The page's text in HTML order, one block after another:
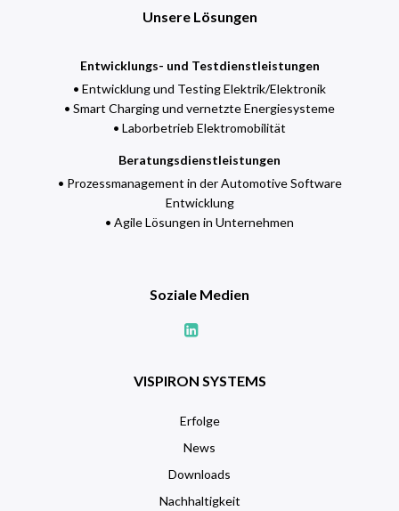
Unsere Lösungen
Entwicklungs- und Testdienstleistungen
• Entwicklung und Testing Elektrik/Elektronik
• Smart Charging und vernetzte Energiesysteme
• Laborbetrieb Elektromobilität
Beratungsdienstleistungen
• Prozessmanagement in der Automotive Software
Entwicklung
• Agile Lösungen in Unternehmen
Soziale Medien
VISPIRON SYSTEMS
Erfolge
News
Downloads
Nachhaltigkeit